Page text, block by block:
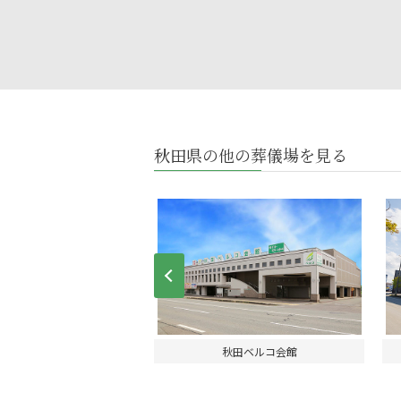
秋田県の他の葬儀場を見る
秋田ベルコ会館
Prev